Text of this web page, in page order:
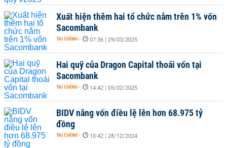
Xuất hiện thêm hai tổ chức nắm trên 1% vốn
Sacombank
TÀI CHÍNH - 07:36 | 29/03/2025
Hai quỹ của Dragon Capital thoái vốn tại
Sacombank
TÀI CHÍNH - 14:42 | 05/02/2025
BIDV nâng vốn điều lệ lên hơn 68.975 tỷ
đồng
TÀI CHÍNH - 10:42 | 28/12/2024